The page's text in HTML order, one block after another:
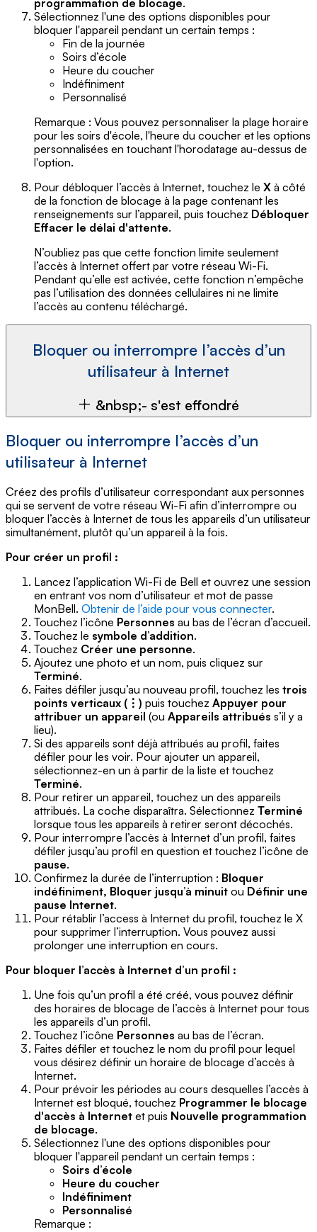
programmation de blocage.
Sélectionnez l'une des options disponibles pour
bloquer l'appareil pendant un certain temps :
Fin de la journée
Soirs d’école
Heure du coucher
Indéfiniment
Personnalisé
Remarque : Vous pouvez personnaliser la plage horaire
pour les soirs d'école, l'heure du coucher et les options
personnalisées en touchant l'horodatage au-dessus de
l'option.
Pour débloquer l’accès à Internet, touchez le X à côté
de la fonction de blocage à la page contenant les
renseignements sur l’appareil, puis touchez Débloquer
Effacer le délai d'attente.
N’oubliez pas que cette fonction limite seulement
l’accès à Internet offert par votre réseau Wi-Fi.
Pendant qu’elle est activée, cette fonction n’empêche
pas l’utilisation des données cellulaires ni ne limite
l’accès au contenu téléchargé.
Bloquer ou interrompre l’accès d’un
utilisateur à Internet
&nbsp;- s'est effondré
Bloquer ou interrompre l’accès d’un
utilisateur à Internet
Créez des profils d’utilisateur correspondant aux personnes
qui se servent de votre réseau Wi-Fi afin d’interrompre ou
bloquer l’accès à Internet de tous les appareils d’un utilisateur
simultanément, plutôt qu’un appareil à la fois.
Pour créer un profil :
Lancez l’application Wi-Fi de Bell et ouvrez une session
en entrant vos nom d’utilisateur et mot de passe
MonBell. Obtenir de l’aide pour vous connecter.
Touchez l’icône Personnes au bas de l’écran d’accueil.
Touchez le symbole d’addition.
Touchez Créer une personne.
Ajoutez une photo et un nom, puis cliquez sur
Terminé.
Faites défiler jusqu’au nouveau profil, touchez les trois
points verticaux (⋮) puis touchez Appuyer pour
attribuer un appareil (ou Appareils attribués s’il y a
lieu).
Si des appareils sont déjà attribués au profil, faites
défiler pour les voir. Pour ajouter un appareil,
sélectionnez-en un à partir de la liste et touchez
Terminé.
Pour retirer un appareil, touchez un des appareils
attribués. La coche disparaîtra. Sélectionnez Terminé
lorsque tous les appareils à retirer seront décochés.
Pour interrompre l’accès à Internet d’un profil, faites
défiler jusqu’au profil en question et touchez l’icône de
pause.
Confirmez la durée de l’interruption : Bloquer
indéfiniment, Bloquer jusqu’à minuit ou Définir une
pause Internet.
Pour rétablir l’access à Internet du profil, touchez le X
pour supprimer l’interruption. Vous pouvez aussi
prolonger une interruption en cours.
Pour bloquer l’accès à Internet d’un profil :
Une fois qu’un profil a été créé, vous pouvez définir
des horaires de blocage de l’accès à Internet pour tous
les appareils d’un profil.
Touchez l’icône Personnes au bas de l’écran.
Faites défiler et touchez le nom du profil pour lequel
vous désirez définir un horaire de blocage d’accès à
Internet.
Pour prévoir les périodes au cours desquelles l’accès à
Internet est bloqué, touchez Programmer le blocage
d'accès à Internet et puis Nouvelle programmation
de blocage.
Sélectionnez l'une des options disponibles pour
bloquer l'appareil pendant un certain temps :
Soirs d’école
Heure du coucher
Indéfiniment
Personnalisé
Remarque :